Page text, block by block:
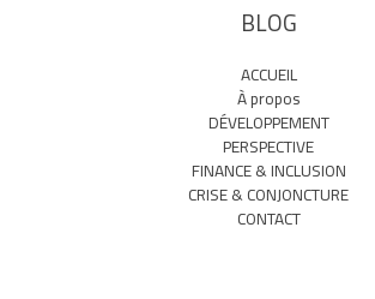
BLOG
ACCUEIL
À propos
DÉVELOPPEMENT
PERSPECTIVE
FINANCE & INCLUSION
CRISE & CONJONCTURE
CONTACT